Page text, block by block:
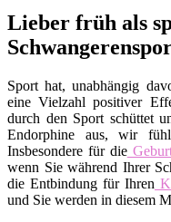
Lieber früh als
Sport hat, unabhängig
eine Vielzahl positiver
durch den Sport schüttet
Endorphine aus, wir
Insbesondere für die
wenn Sie während Ihrer
die Entbindung für Ihren
und Sie werden in diesem